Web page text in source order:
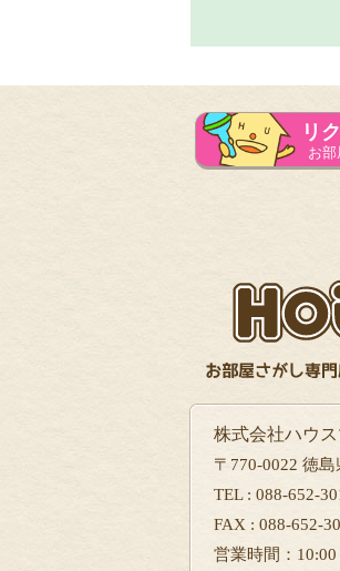
リ
お部
株式会社ハウ
〒770-0022 徳
TEL : 088-652-
FAX : 088-652-
営業時間：10:00